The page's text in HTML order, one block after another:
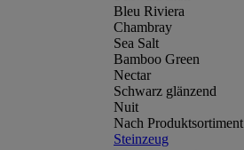
Bleu Riviera
Chambray
Sea Salt
Bamboo Green
Nectar
Schwarz glänzend
Nuit
Nach Produktsortiment
Steinzeug